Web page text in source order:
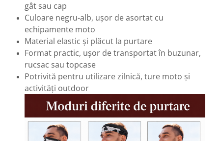
gât sau cap
Culoare negru-alb, ușor de asortat cu
echipamente moto
Material elastic și plăcut la purtare
Format practic, ușor de transportat în buzunar,
rucsac sau topcase
Potrivită pentru utilizare zilnică, ture moto și
activități outdoor